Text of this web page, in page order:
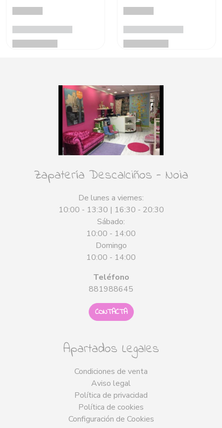
Zapatería Descalciños - Noia
De lunes a viernes:
10:00 - 13:30 | 16:30 - 20:30
Sábado:
10:00 - 14:00
Domingo
10:00 - 14:00
Teléfono
881988645
CONTACTA
Apartados Legales
Condiciones de venta
Aviso legal
Política de privacidad
Política de cookies
Configuración de Cookies